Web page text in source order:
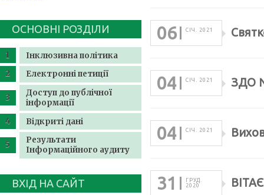
ОСНОВНІ РОЗДІЛИ
Інклюзивна політика
Електронні петиції
Доступ до публічної
інформації
Відкриті дані
Результати
Інформаційного аудиту
ВХІД НА САЙТ
06 СІЧ. 2021
04 СІЧ. 2021 ЗДО
04 СІЧ. 2021
31
ГРУД.
2020